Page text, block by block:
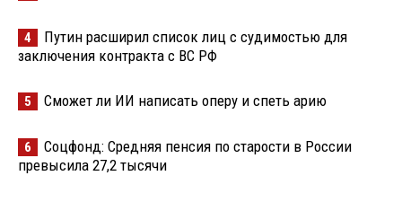
4
Путин расширил список лиц с судимостью для
заключения контракта с ВС РФ
5 Сможет ли ИИ написать оперу и спеть арию
6
Соцфонд: Средняя пенсия по старости в России
превысила 27,2 тысячи